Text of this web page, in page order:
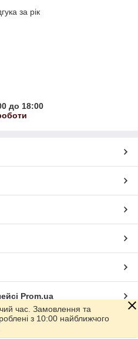
за рік
до 18:00
Prom.ua
час. Замовлення та
з 10:00 найближчого